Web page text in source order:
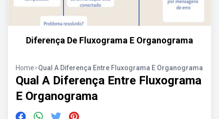
Diferença De Fluxograma E Organograma
Home>Qual A Diferença Entre Fluxograma E Organograma
Qual A Diferença Entre Fluxograma
E Organograma